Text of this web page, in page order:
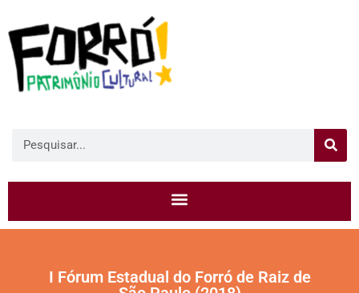
I Fórum Estadual do Forró de Raiz de